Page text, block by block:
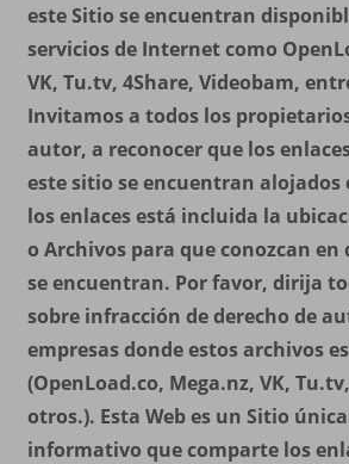
este Sitio se encuentran
servicios de Internet como
VK, Tu.tv, 4Share, Videobam,
Invitamos a todos los
autor, a reconocer que los
este sitio se encuentran alojados
los enlaces está incluida la
o Archivos para que conozcan en
se encuentran. Por favor, dirija
sobre infracción de derecho de
empresas donde estos archivos
(OpenLoad.co, Mega.nz, VK,
otros.). Esta Web es un Sitio
informativo que comparte los